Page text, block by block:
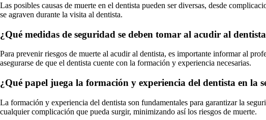
Las posibles causas de muerte en el dentista pueden ser diversas, desde
se agraven durante la visita al dentista.
¿Qué medidas de seguridad se deben tomar al acudir al
Para prevenir riesgos de muerte al acudir al dentista, es importante informar al
asegurarse de que el dentista cuente con la formación y experiencia necesarias.
¿Qué papel juega la formación y experiencia del dentista en la
La formación y experiencia del dentista son fundamentales para garantizar la
cualquier complicación que pueda surgir, minimizando así los riesgos de muerte.